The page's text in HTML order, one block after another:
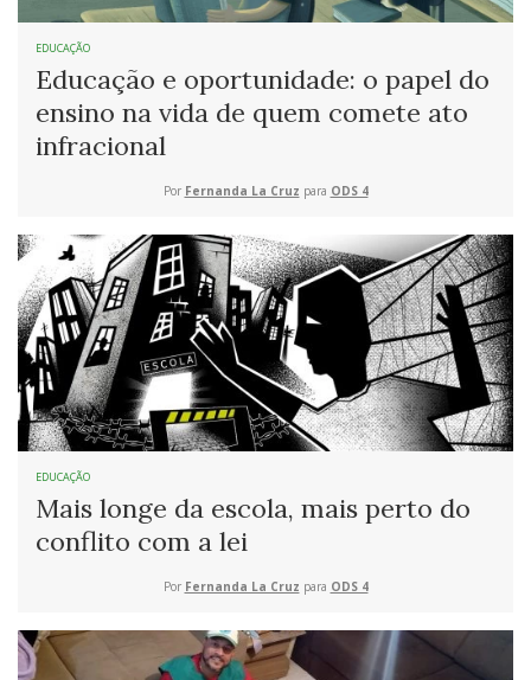
EDUCAÇÃO
Educação e oportunidade: o papel do
ensino na vida de quem comete ato
infracional
Por Fernanda La Cruz para ODS 4
EDUCAÇÃO
Mais longe da escola, mais perto do
conflito com a lei
Por Fernanda La Cruz para ODS 4